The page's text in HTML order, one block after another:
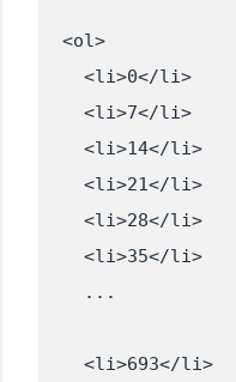
<ol>
  <li>0</li>
  <li>7</li>
  <li>14</li>
  <li>21</li>
  <li>28</li>
  <li>35</li>
  ...
  <li>693</li>